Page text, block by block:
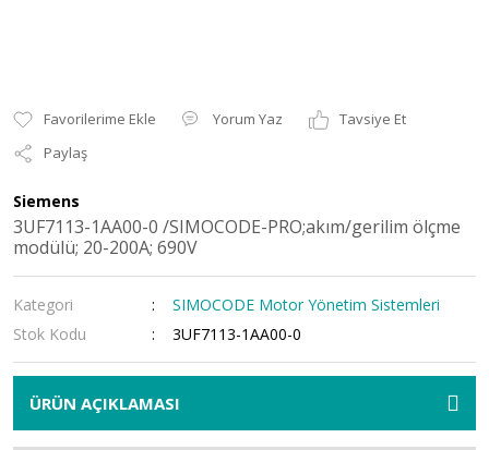
Yorum Yaz
Tavsiye Et
Paylaş
Siemens
3UF7113-1AA00-0 /SIMOCODE-PRO;akım/gerilim ölçme
modülü; 20-200A; 690V
Kategori
SIMOCODE Motor Yönetim Sistemleri
Stok Kodu
3UF7113-1AA00-0
ÜRÜN AÇIKLAMASI